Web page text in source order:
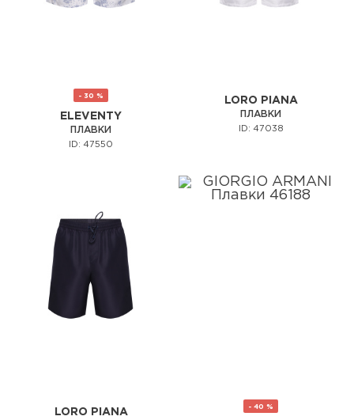
- 30 %
ELEVENTY
ПЛАВКИ
ID: 47550
LORO PIANA
ПЛАВКИ
ID: 47038
LORO PIANA
- 40 %